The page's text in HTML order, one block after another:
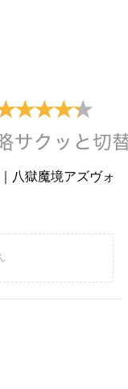
八獄魔境アズヴォ